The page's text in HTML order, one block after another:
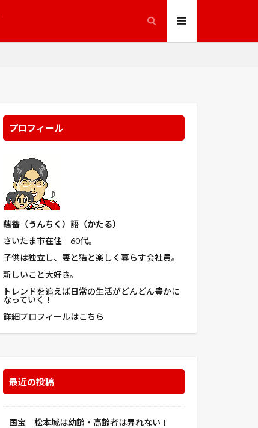
プロフィール
蘊蓄（うんちく ）語（かたる）
さいたま市在住 60代。
子供は独立し、妻と猫と楽しく暮らす会社員。
新しいこと大好き。
トレンドを追えば日常の生活がどんどん豊かに
なっていく！
詳細プロフィールはこちら
最近の投稿
国宝 松本城は幼齢・高齢者は昇れない！